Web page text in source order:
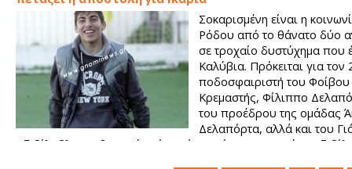
Σοκαρισμένη είναι η
Ρόδου από το θάνατο δύο
σε τροχαίο δυστύχημα που
Καλύβια. Πρόκειται για τον
ποδοσφαιριστή του Φοίβου
Κρεμαστής, Φίλιππο
του προέδρου της ομάδας
Δελαπόρτα, αλλά και του
Τζιβίλοβλου, αδερφού ενός ακόμη παίκτη, του Ευτύχη